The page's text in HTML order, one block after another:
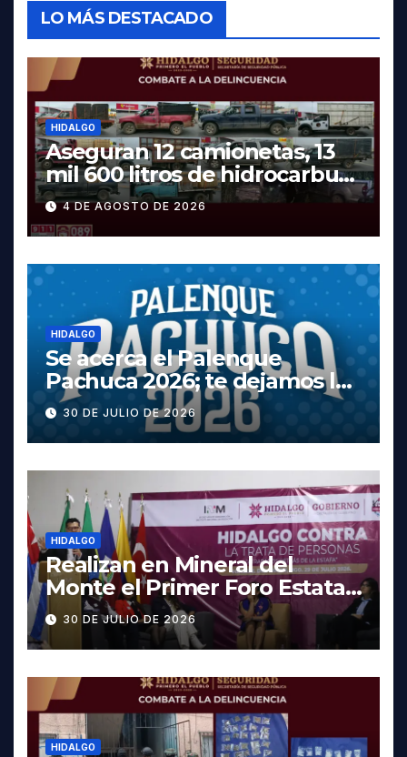
LO MÁS DESTACADO
HIDALGO
Aseguran 12 camionetas, 13
mil 600 litros de hidrocarburo
y dos vehículos robados en
Tula
4 DE AGOSTO DE 2026
HIDALGO
Se acerca el Palenque
Pachuca 2026; te dejamos la
cartelera completa, las
fechas y los precios
30 DE JULIO DE 2026
HIDALGO
Realizan en Mineral del
Monte el Primer Foro Estatal
contra la Trata de Personas
30 DE JULIO DE 2026
HIDALGO